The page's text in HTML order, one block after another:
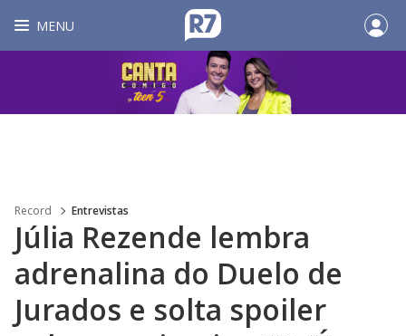
MENU
Record Entrevistas
Júlia Rezende lembra
adrenalina do Duelo de
Jurados e solta spoiler